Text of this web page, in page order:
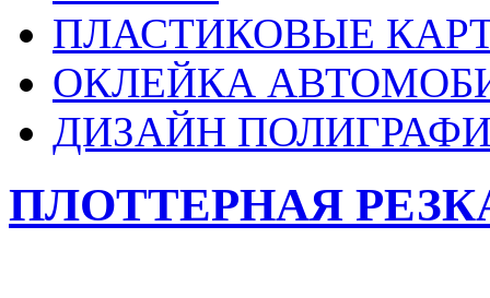
ПЛАСТИКОВЫЕ
ОКЛЕЙКА
ДИЗАЙН
ПЛОТТЕРНАЯ